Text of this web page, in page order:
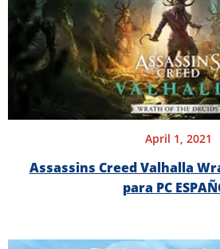
April 1, 2021
Assassins Creed Valhalla
para PC